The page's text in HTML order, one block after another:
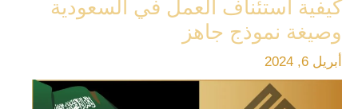
كيفية استئناف العمل في السعودية
وصيغة نموذج جاهز
أبريل 6, 2024